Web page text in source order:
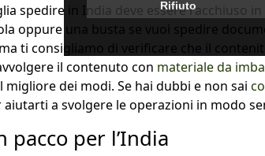
spedire in India deve essere racchiuso
oppure una busta se vuoi spedire
ma ti consigliamo di verificare che il
il contenuto con materiale da
dei modi. Se hai dubbi e non sai
a svolgere le operazioni in modo
pacco per l’India